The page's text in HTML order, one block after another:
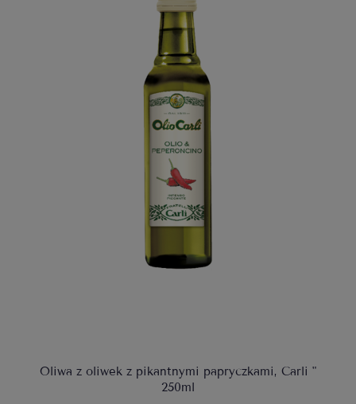
Oliwa z oliwek z pikantnymi papryczkami, Carli "
250ml